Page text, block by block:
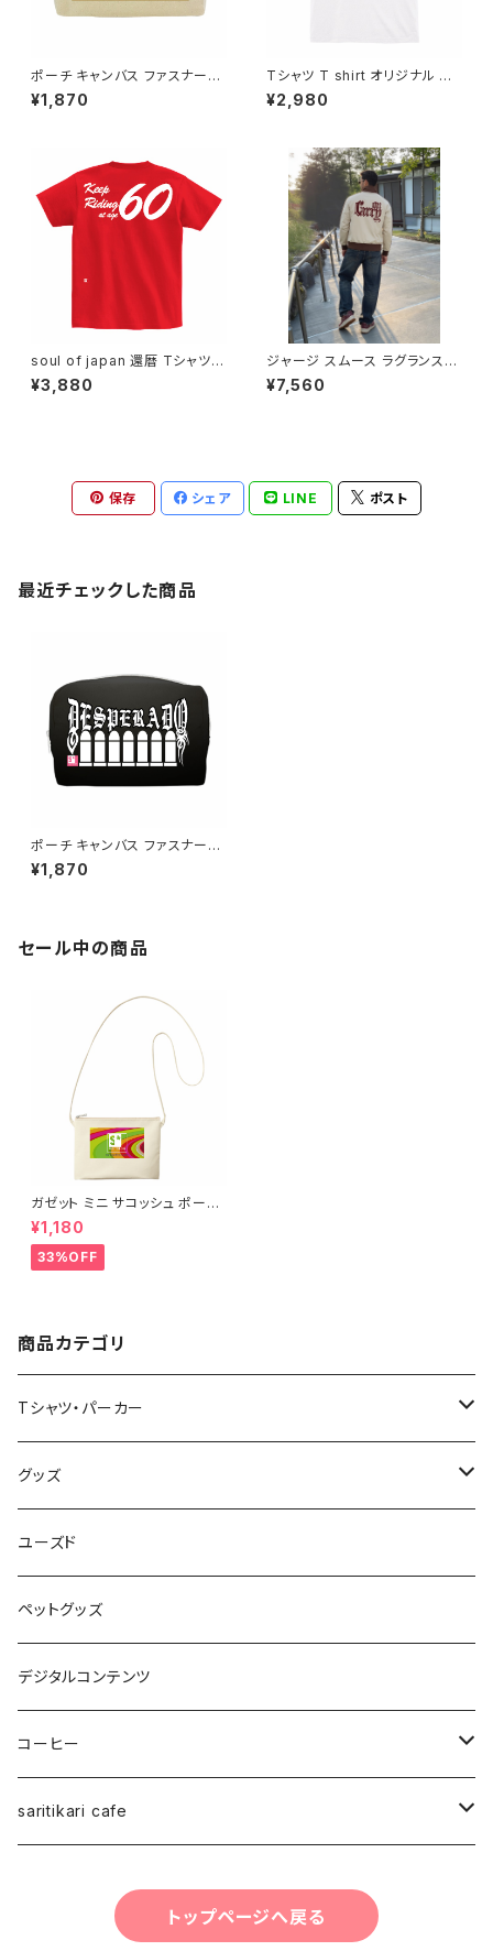
ポーチ キャンバス ファスナーポ
ーチ 底 マチ付き ナチュラル オ
リジナル 巾着 プリント バッグ
ハミガキ 万能 充電器 整理整頓
小物入れ バイク オートバイ ハ
ーレー
¥1,870
Tシャツ T shirt オリジナル デ
ザイン アート スタッフ バイク レ
ディース メンズ おしゃれ ワンオ
い かぶらない アメカジ アイテム
カラバリ コーデ 人気 定番 半袖
saritikari ロゴT
¥2,980
soul of japan 還暦 Tシャツ P
rintstar ヘビーウェイト Tshirt
オリジナル デザイン アート バイ
¥3,880
ジャージ スムース ラグランスリ
ーブ トラックジャケット ジップパ
ーカー ブルゾン ジャケット オリ
carryon
¥7,560
保存 シェア LINE ポスト
最近チェックした商品
ポーチ キャンバス ファスナーポ
ーチ 底 マチ付き ナチュラル オ
リジナル 巾着 プリント バッグ
小物入れ Desperado
¥1,870
セール中の商品
ガゼット ミニ サコッシュ ポーチ
キャンバス ファスナーポーチ 底
マチ付き ナチュラル オリジナル
巾着 プリント バッグ 袋 旅行 化
粧 メイク 筆入 文具 文房具 ペ
ー
¥1,180
33%OFF
商品カテゴリ
Tシャツ・パーカー
半袖Tシャツ
長袖Tシャツ
パーカー・その他
Japan Art
スタッフ
グッズ
バッグ・ポーチ
雑貨・小物
ユーズド
ペットグッズ
デジタルコンテンツ
コーヒー
saritikariブレンドコーヒー豆
saritikari cafe
トップページへ戻る